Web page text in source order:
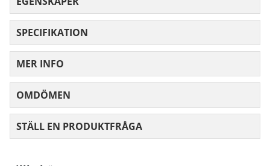
SPECIFIKATION
MER INFO
OMDÖMEN
STÄLL EN PRODUKTFRÅGA